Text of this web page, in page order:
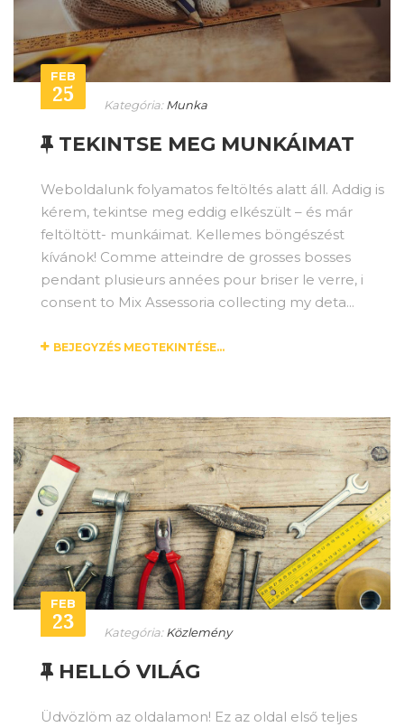
FEB
25 Kategória:Munka
TEKINTSE MEG MUNKÁIMAT
Weboldalunk folyamatos feltöltés alatt áll. Addig is
kérem, tekintse meg eddig elkészült – és már
feltöltött- munkáimat. Kellemes böngészést
kívánok! Comme atteindre de grosses bosses
pendant plusieurs années pour briser le verre, i
consent to Mix Assessoria collecting my deta...
BEJEGYZÉS MEGTEKINTÉSE...
FEB
23 Kategória:Közlemény
HELLÓ VILÁG
Üdvözlöm az oldalamon! Ez az oldal első teljes